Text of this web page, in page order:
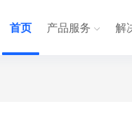
首页 产品服务 解